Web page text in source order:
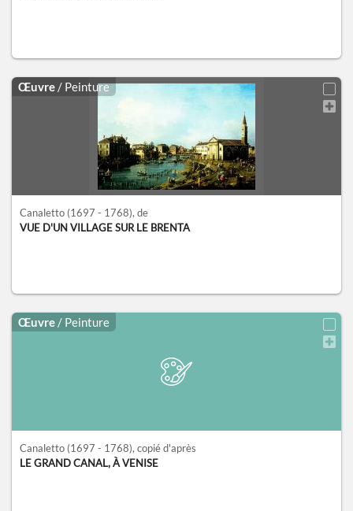
Œuvre / Peinture
Canaletto (1697 - 1768), de
VUE D'UN VILLAGE SUR LE BRENTA
Œuvre / Peinture
Canaletto (1697 - 1768), copié d'après
LE GRAND CANAL, À VENISE